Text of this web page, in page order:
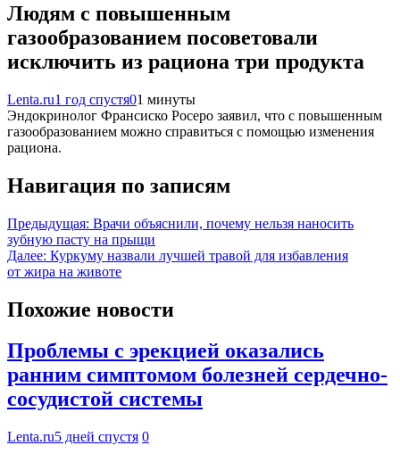
Людям с повышенным
газообразованием посоветовали
исключить из рациона три продукта
Lenta.ru1 год спустя01 минуты
Эндокринолог Франсиско Росеро заявил, что с повышенным
газообразованием можно справиться с помощью изменения
рациона.
Навигация по записям
Предыдущая: Врачи объяснили, почему нельзя наносить
зубную пасту на прыщи
Далее: Куркуму назвали лучшей травой для избавления
от жира на животе
Похожие новости
Проблемы с эрекцией оказались
ранним симптомом болезней сердечно-
сосудистой системы
Lenta.ru5 дней спустя 0